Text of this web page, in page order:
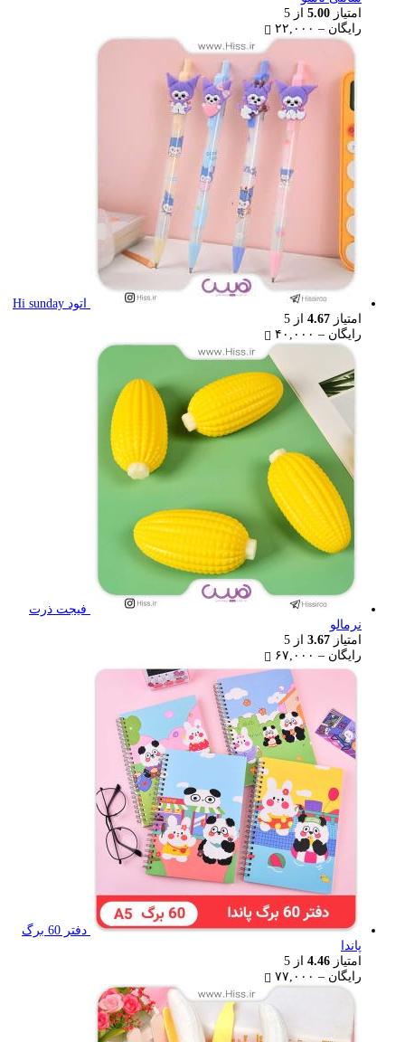
امتیاز 5.00 از 5
رایگان – ۲۲,۰۰۰
range:
رایگان
through
۲۲,۰۰۰ تومان
اتود Hi sunday
امتیاز 4.67 از 5
رایگان – ۴۰,۰۰۰
range:
رایگان
through
۴۰,۰۰۰ تومان
فیجت ذرت
نرمالو
امتیاز 3.67 از 5
رایگان – ۶۷,۰۰۰
range:
through
۶۷,۰۰۰ تومان
دفتر 60 برگ
پاندا
امتیاز 4.46 از 5
رایگان – ۷۷,۰۰۰
range:
رایگان
۷۷,۰۰۰ تومان